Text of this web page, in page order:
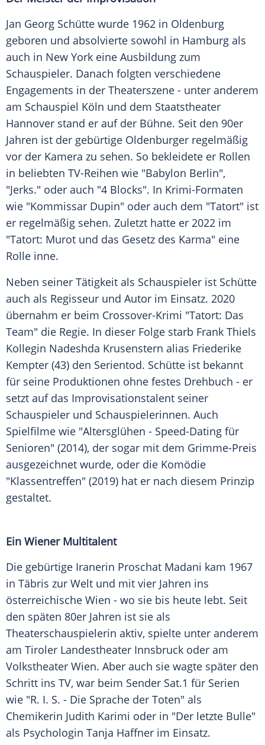
Jan Georg Schütte wurde 1962 in Oldenburg
geboren und absolvierte sowohl in Hamburg als
auch in New York eine Ausbildung zum
Schauspieler. Danach folgten verschiedene
Engagements in der Theaterszene - unter anderem
am Schauspiel Köln und dem Staatstheater
Hannover stand er auf der Bühne. Seit den 90er
Jahren ist der gebürtige Oldenburger regelmäßig
vor der Kamera zu sehen. So bekleidete er Rollen
in beliebten TV-Reihen wie "Babylon Berlin",
"Jerks." oder auch "4 Blocks". In Krimi-Formaten
wie "Kommissar Dupin" oder auch dem "Tatort" ist
er regelmäßig sehen. Zuletzt hatte er 2022 im
"Tatort: Murot und das Gesetz des Karma" eine
Rolle inne.
Neben seiner Tätigkeit als Schauspieler ist Schütte
auch als Regisseur und Autor im Einsatz. 2020
übernahm er beim Crossover-Krimi "Tatort: Das
Team" die Regie. In dieser Folge starb Frank Thiels
Kollegin Nadeshda Krusenstern alias Friederike
Kempter (43) den Serientod. Schütte ist bekannt
für seine Produktionen ohne festes Drehbuch - er
setzt auf das Improvisationstalent seiner
Schauspieler und Schauspielerinnen. Auch
Spielfilme wie "Altersglühen - Speed-Dating für
Senioren" (2014), der sogar mit dem Grimme-Preis
ausgezeichnet wurde, oder die Komödie
"Klassentreffen" (2019) hat er nach diesem Prinzip
gestaltet.
Ein Wiener Multitalent
Die gebürtige Iranerin Proschat Madani kam 1967
in Täbris zur Welt und mit vier Jahren ins
österreichische Wien - wo sie bis heute lebt. Seit
den späten 80er Jahren ist sie als
Theaterschauspielerin aktiv, spielte unter anderem
am Tiroler Landestheater Innsbruck oder am
Volkstheater Wien. Aber auch sie wagte später den
Schritt ins TV, war beim Sender Sat.1 für Serien
wie "R. I. S. - Die Sprache der Toten" als
Chemikerin Judith Karimi oder in "Der letzte Bulle"
als Psychologin Tanja Haffner im Einsatz.